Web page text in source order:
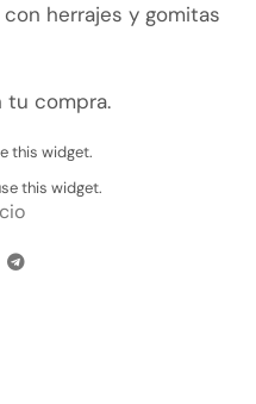
herrajes y gomitas
tu compra.
this widget.
this widget.